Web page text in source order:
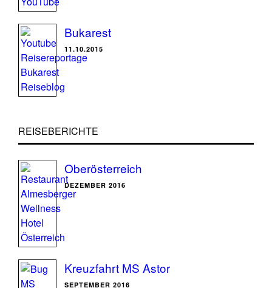
Bukarest
11.10.2015
REISEBERICHTE
Oberösterreich
DEZEMBER 2016
Kreuzfahrt MS Astor
SEPTEMBER 2016